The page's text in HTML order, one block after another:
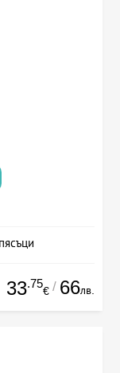
33.75
€ / 66лв.